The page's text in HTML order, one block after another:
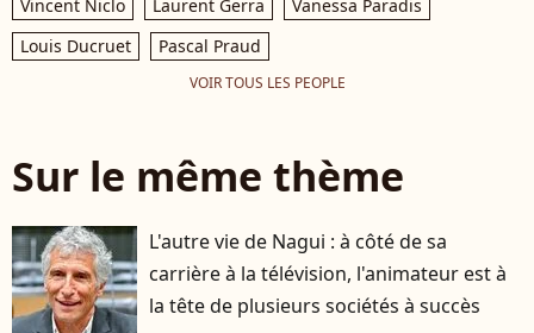
Vincent Niclo
Laurent Gerra
Vanessa Paradis
Louis Ducruet
Pascal Praud
VOIR TOUS LES PEOPLE
Sur le même thème
L'autre vie de Nagui : à côté de sa
carrière à la télévision, l'animateur est à
la tête de plusieurs sociétés à succès